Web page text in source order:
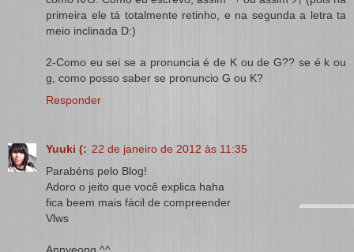
primeira ele tá totalmente retinho, e na segunda a letra ta
meio inclinada D:)
2-Como eu sei se a pronuncia é de K ou de G?? se é k ou
g, como posso saber se pronuncio G ou K?
Responder
Yuuki (: 22 de janeiro de 2012 às 11:35
Parabéns pelo Blog!
Adoro o jeito que você explica haha
fica beem mais fácil de compreender
Vlws
Annyeong ^^